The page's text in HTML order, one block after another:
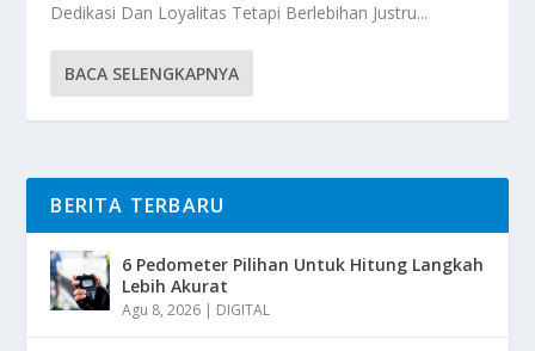
Dedikasi Dan Loyalitas Tetapi Berlebihan Justru...
BACA SELENGKAPNYA
BERITA TERBARU
6 Pedometer Pilihan Untuk Hitung Langkah
Lebih Akurat
Agu 8, 2026 DIGITAL